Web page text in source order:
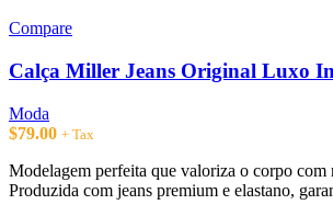
podem
ser
página
do
produto
Compare
Calça Miller Jeans Original Luxo
Moda
$79.00 + Tax
Modelagem perfeita que valoriza o corpo
Produzida com jeans premium e elastano,